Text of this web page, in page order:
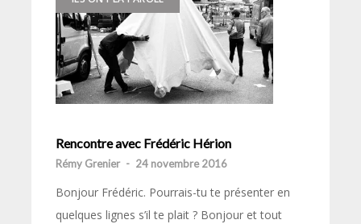
Rencontre avec Frédéric Hérion
Rémy Grenier - 24 novembre 2016
Bonjour Frédéric. Pourrais-tu te présenter en
quelques lignes s’il te plait ? Bonjour et tout